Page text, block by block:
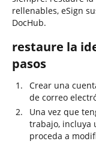
rellenables, eSign
DocHub.
restaure la
pasos
Crear una
de correo
Una vez que
trabajo, incluya
proceda a